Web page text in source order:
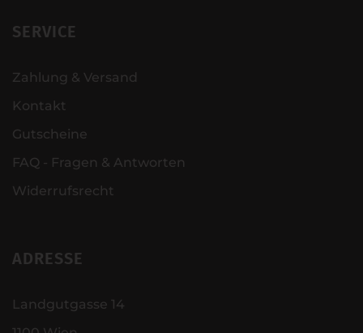
SERVICE
Zahlung & Versand
Kontakt
Gutscheine
FAQ - Fragen & Antworten
Widerrufsrecht
ADRESSE
Landgutgasse 14